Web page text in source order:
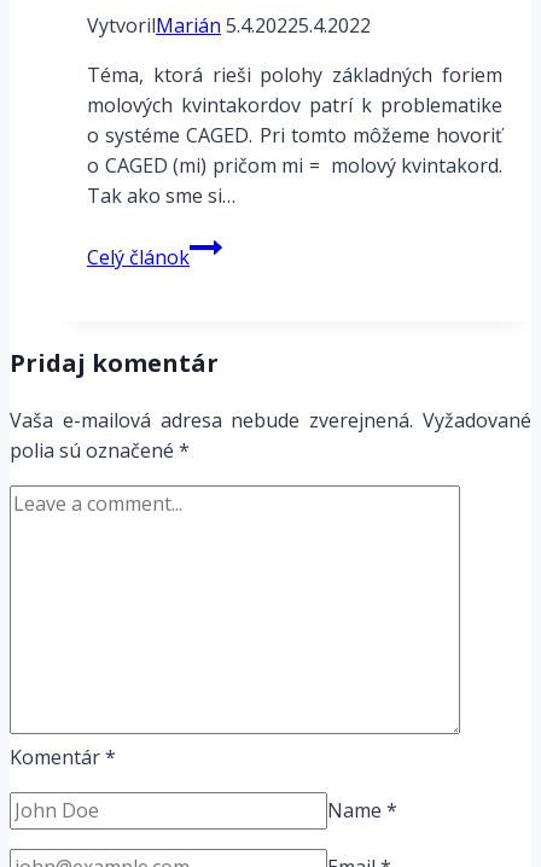
VytvorilMarián 5.4.20225.4.2022
Téma, ktorá rieši polohy základných foriem
molových kvintakordov patrí k problematike
o systéme CAGED. Pri tomto môžeme hovoriť
o CAGED (mi) pričom mi = molový kvintakord.
Tak ako sme si…
Celý článokPolohy
molových
Pridaj komentár
Vaša e-mailová adresa nebude zverejnená. Vyžadované
polia sú označené *
Komentár*
Name *